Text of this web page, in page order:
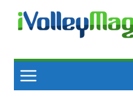
content